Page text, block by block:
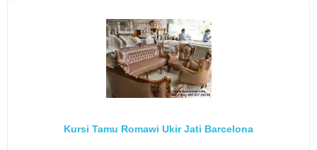
Kursi Tamu Romawi Ukir Jati Barcelona